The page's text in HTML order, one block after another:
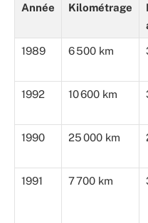
Année Kilométrage
1989 6 500 km
1992 10 600 km
1990 25 000 km
1991 7 700 km